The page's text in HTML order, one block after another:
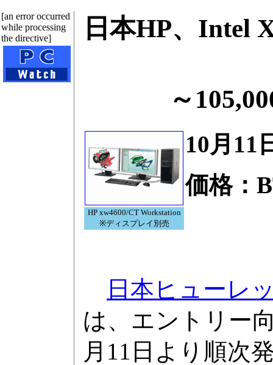
[an error occurred
while processing
the directive]
日本HP、Intel
～
HP xw4600/CT Workstation
※ディスプレイ別売
10月11
価格：
日本ヒューレ
は、エントリー
月11日より順次